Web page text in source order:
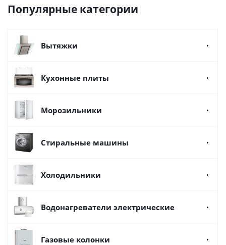
Популярные категории
Вытяжки
Кухонные плиты
Морозильники
Стиральные машины
Холодильники
Водонагреватели электрические
Газовые колонки